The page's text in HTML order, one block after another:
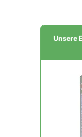
Unsere